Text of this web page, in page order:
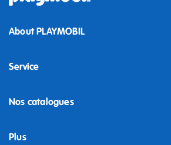
About PLAYMOBIL
Service
Nos catalogues
Plus